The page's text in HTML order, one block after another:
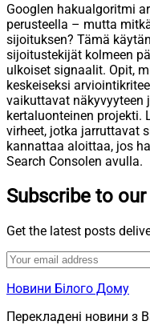
Googlen hakualgoritmi
perusteella – mutta
sijoituksen? Tämä
sijoitustekijät kolmeen
ulkoiset signaalit. Opit,
keskeiseksi
vaikuttavat näkyvyyteen
kertaluonteinen projekti.
virheet, jotka jarruttavat
kannattaa aloittaa, jos
Search Consolen avulla.
Subscribe to
Get the latest posts
Новини Білого Дому
Перекладені новини з